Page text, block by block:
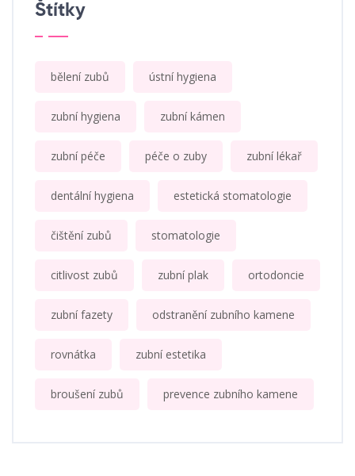
Štítky
bělení zubů ústní hygiena
zubní hygiena zubní kámen
zubní péče péče o zuby zubní lékař
dentální hygiena estetická stomatologie
čištění zubů stomatologie
citlivost zubů zubní plak ortodoncie
zubní fazety odstranění zubního kamene
rovnátka zubní estetika
broušení zubů prevence zubního kamene